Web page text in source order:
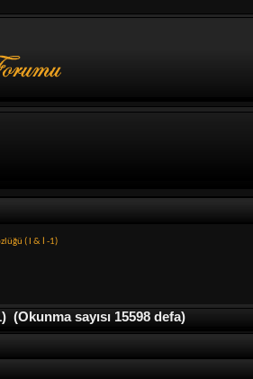
( I & İ -1)
sayısı 15598 defa)